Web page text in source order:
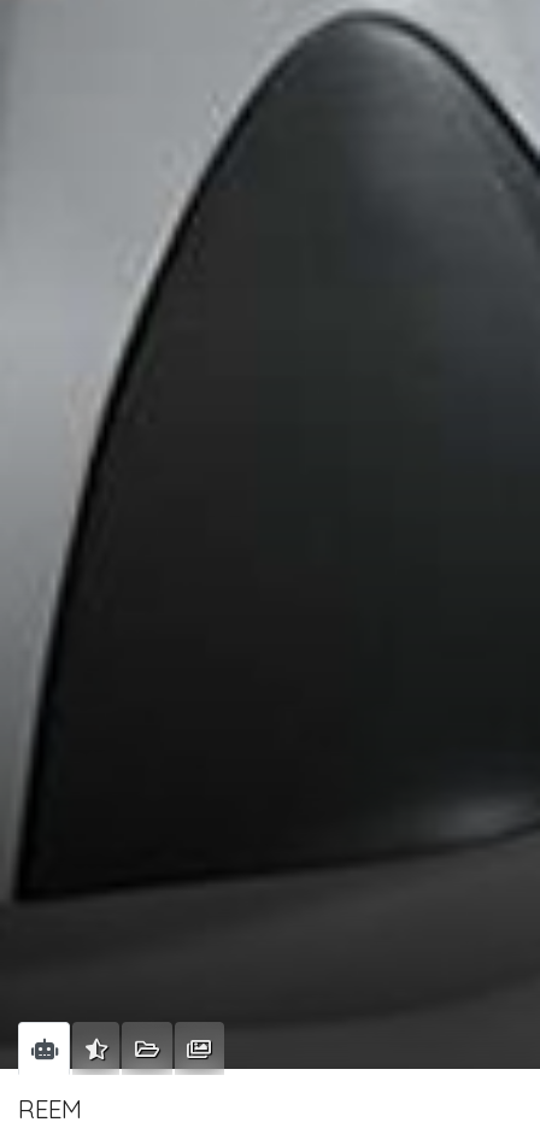
REEM